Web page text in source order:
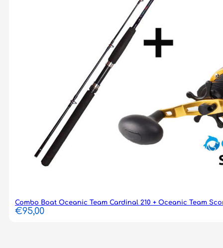
Combo Boat Oceanic Team Cardinal 210 + Oceanic Team
€95,00